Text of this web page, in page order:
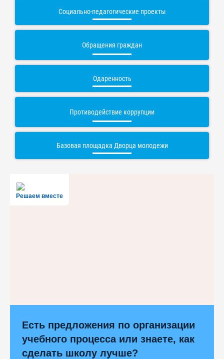
Социально-педагогические проекты
Обращения граждан
Одаренность
Противодействие коррупции
Базовая площадка Дворца молодежи
Решаем вместе
Есть предложения по организации
учебного процесса или знаете, как
сделать школу лучше?